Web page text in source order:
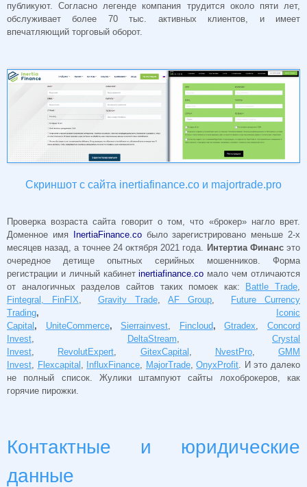
публикуют. Согласно легенде компания трудится около пяти лет,
обслуживает более 70 тыс. активных клиентов, и имеет
впечатляющий торговый оборот.
Скриншот с сайта inertiafinance.co и majortrade.pro
Проверка возраста сайта говорит о том, что «брокер» нагло врет.
Доменное имя
InertiaFinance.coбыло зарегистрировано меньше 2-х
месяцев назад, а точнее 24 октября 2021 года. Интертиа Финансэто
очередное детище опытных серийных мошенников. Форма
регистрации и личный кабинетinertiafinance.co мало чем отличаются
от аналогичных разделов сайтов таких помоек как:
Battle Trade,
Fintegral, FinFIX, Gravity Trade,AF Group,
Future Currency
Trading,
Iconic
Capital , UniteCommerce,Sierrainvest, Fincloud,Gtradex,Concord
Invest, DeltaStream, Crystal
Invest, RevolutExpert, GitexCapital , NvestPro, GMM
Invest, Flexcapital , InfluxFinance, MajorTrade,OnyxProfit. И это далеко
не полный список. Жулики штампуют сайты лохоброкеров, как
горячие пирожки.
Контактные и юридические
данные